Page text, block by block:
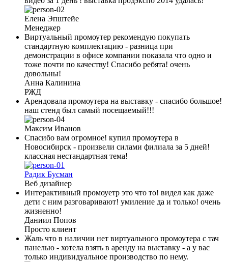
Елена Эпштейе
Менеджер
Виртуальный промоутер рекомендую покупать
стандартную комплектацию - разница при
демонстрации в офисе компании показала что одно и
тоже почти по качеству! Спасибо ребята! очень
довольны!
Анна Калинина
РЖД
Арендовала промоутера на выставку - спасибо большое!
наш стенд был самый посещаемый!!!
Максим Иванов
Спасибо вам огромное! купил промоутера в
Новосибирск - произвели силами филиала за 5 дней!
классная нестандартная тема!
Радик Бусман
Веб дизайнер
Интерактивный промоуетр это что то! видел как даже
дети с ним разговаривают! умиление да и только! очень
жизненно!
Даниил Попов
Просто клиент
Жаль что в наличии нет виртуального промоутера с тач
панелью - хотела взять в аренду на выставку - а у вас
только индивидуальное производство по нему.